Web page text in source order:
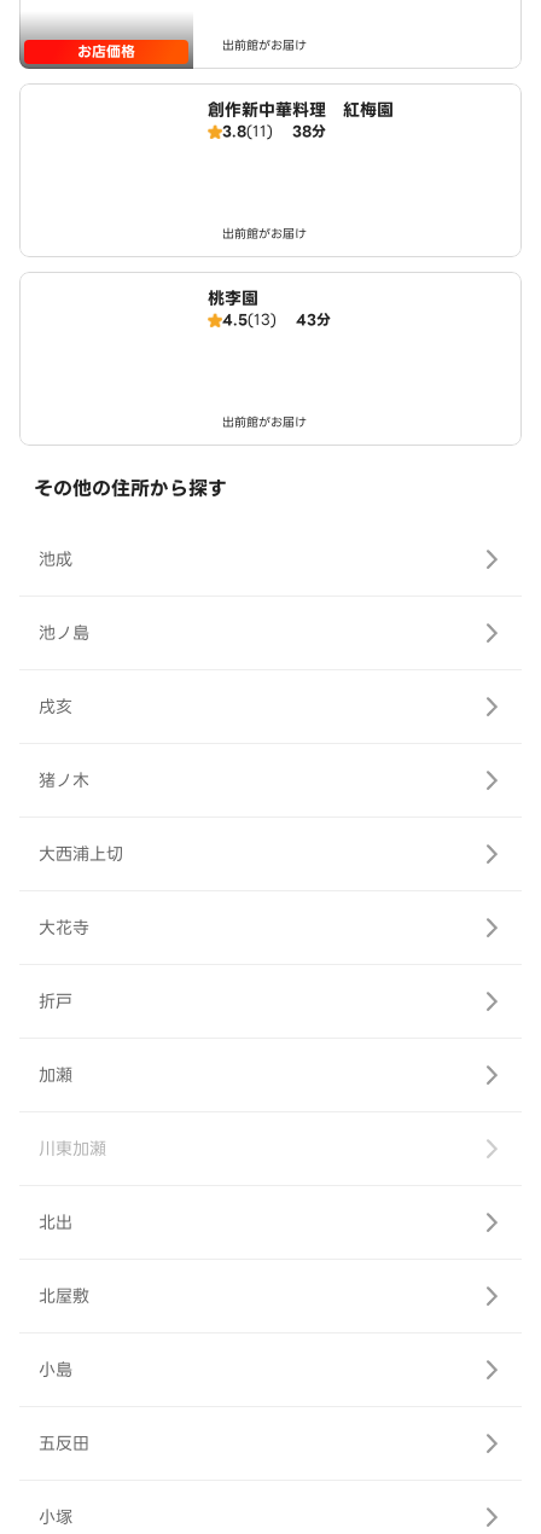
お店価格 出前館がお届け
創作新中華料理 紅梅園
3.8(11) 38分
出前館がお届け
桃李園
4.5(13) 43分
出前館がお届け
その他の住所から探す
池成
池ノ島
戌亥
猪ノ木
大西浦上切
大花寺
折戸
加瀬
川東加瀬
北出
北屋敷
小島
五反田
小塚